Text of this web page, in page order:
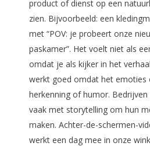
product of dienst op een
zien. Bijvoorbeeld: een
met “POV: je probeert onze
paskamer”. Het voelt niet als
omdat je als kijker in het
werkt goed omdat het emoties
herkenning of humor. Bedrijven
vaak met storytelling om hun
maken. Achter-de-schermen-
werkt een dag mee in onze